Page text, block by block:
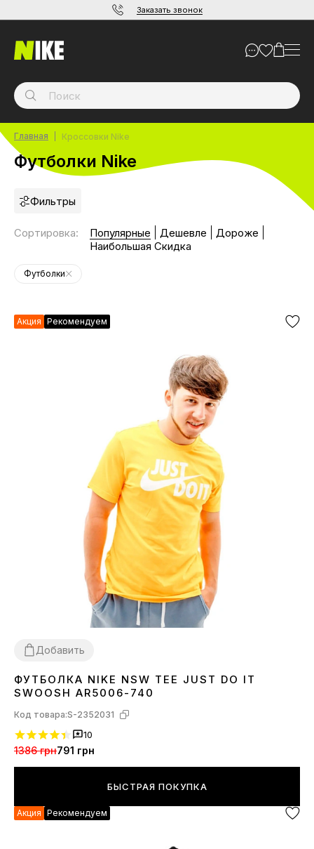
Заказать звонок
Главная Кроссовки Nike
Футболки Nike
Фильтры
Сортировка: Популярные Дешевле
Дороже
Наибольшая Скидка
Футболки
Акция Рекомендуем
Добавить
S M
ФУТБОЛКА NIKE NSW TEE JUST DO IT
SWOOSH AR5006-740
Код товара:S-2352031
10
1386 грн791 грн
БЫСТРАЯ ПОКУПКА
Акция Рекомендуем